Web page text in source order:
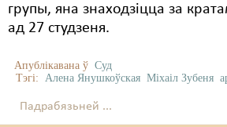
групы, яна знаходзіцца за
ад 27 студзеня.
Апублікавана ў Суд
Тэгі: Алена Янушкоўская Міхаіл Зубеня
Падрабязьней ...